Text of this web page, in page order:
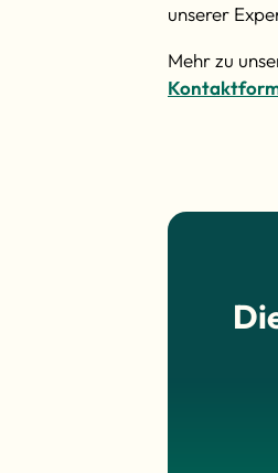
unserer
Mehr zu